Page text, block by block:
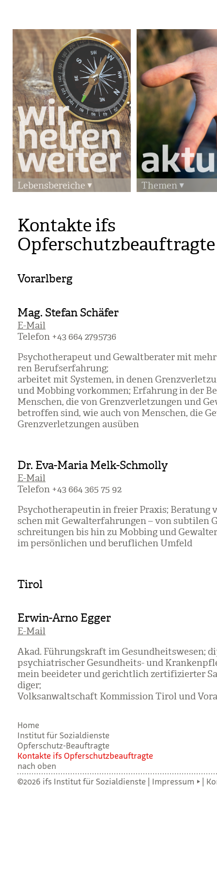
Lebensbereiche Themen
Kontakte ifs
Opferschutzbeauftragte
Vorarlberg
Mag. Stefan Schäfer
E-Mail
Tele­fon +43 664 2795736
Psy­cho­the­ra­peut und Gewalt­be­ra­ter mit
ren Berufs­er­fah­rung;
arbei­tet mit Sys­te­men, in denen
und Mob­bing vor­kom­men; Erfah­rung in der
Men­schen, die von Grenz­ver­let­zun­gen und
betrof­fen sind, wie auch von Men­schen, die
Grenz­ver­let­zun­gen aus­üben
Dr. Eva-Maria Melk-Schmolly
E-Mail
Tele­fon +43 664 365 75 92
Psy­cho­the­ra­peu­tin in freier Pra­xis; Bera­tung
schen mit Gewalt­er­fah­run­gen – von sub­ti­len
schrei­tun­gen bis hin zu Mob­bing und
im per­sön­li­chen und beruf­li­chen Umfeld
Tirol
Erwin-Arno Egger
E-Mail
Akad. Füh­rungs­kraft im Gesund­heits­we­sen;
psych­ia­tri­scher Gesund­heits- und
mein beei­de­ter und gericht­lich zer­ti­fi­zier­ter
di­ger;
Volks­an­walt­schaft Kom­mis­sion Tirol und
Home
Institut für Sozialdienste
Opferschutz-Beauftragte
Kon­takte ifs Opfer­schutz­be­auf­tragte
nach oben
©2026 ifs Institut für Sozialdienste | Impressum